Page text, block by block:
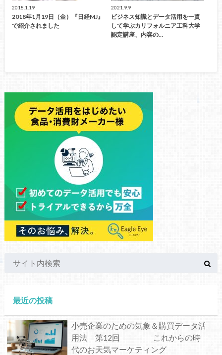
2018.1.19
2018年1月19日（金）『日経MJ』
で紹介されました
2021.9.9
ビジネス知識とデータ活用を一貫
して学ぶカリフォルニア工科大学
認定講座、内容の…
最近の投稿
小売企業のための気象＆購買データ活
用法 第12回 これからの時
代のお天気マーケティング